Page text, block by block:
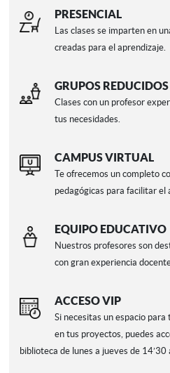
PRESENCIAL
Las clases se imparten en
creadas para el aprendizaje.
GRUPOS REDUCIDOS
Clases con un profesor
tus necesidades.
CAMPUS VIRTUAL
Te ofrecemos un completo
pedagógicas para facilitar el
EQUIPO EDUCATIVO
Nuestros profesores son
con gran experiencia
ACCESO VIP
Si necesitas un espacio
en tus proyectos, puedes
biblioteca de lunes a jueves de 14’30